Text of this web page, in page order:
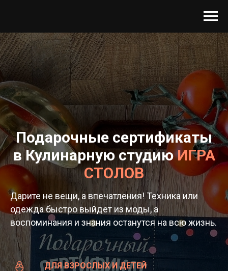
Подарочные сертификаты
в Кулинарную студиюИГРА
СТОЛОВ
Дарите не вещи, а впечатления! Техника или
одежда быстро выйдет из моды, а
воспоминания и знания останутся на всю жизнь.
ДЛЯ ВЗРОСЛЫХ И ДЕТЕЙ